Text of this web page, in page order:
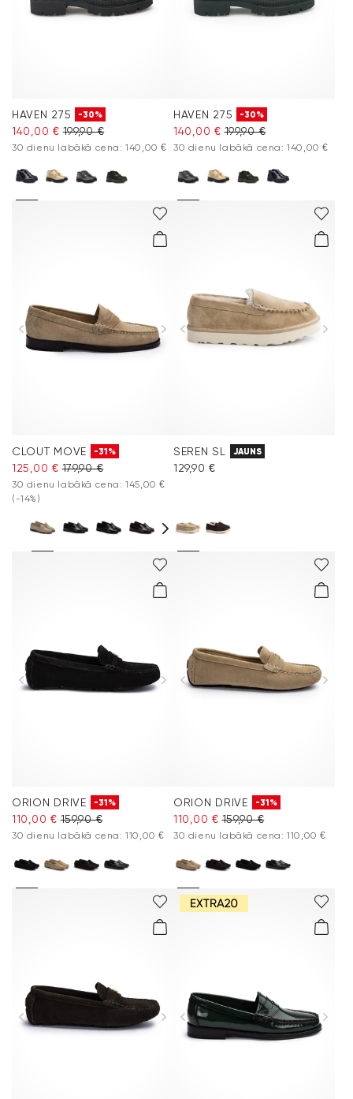
HAVEN 275 -30%
140,00 € 199,90 €
30 dienu labākā cena: 140,00 €
HAVEN 275 -30%
140,00 € 199,90 €
30 dienu labākā cena: 140,00 €
CLOUT MOVE -31%
125,00 € 179,90 €
30 dienu labākā cena: 145,00 €
(-14%)
SEREN SL JAUNS
129,90 €
ORION DRIVE -31%
110,00 € 159,90 €
30 dienu labākā cena: 110,00 €
ORION DRIVE -31%
110,00 € 159,90 €
30 dienu labākā cena: 110,00 €